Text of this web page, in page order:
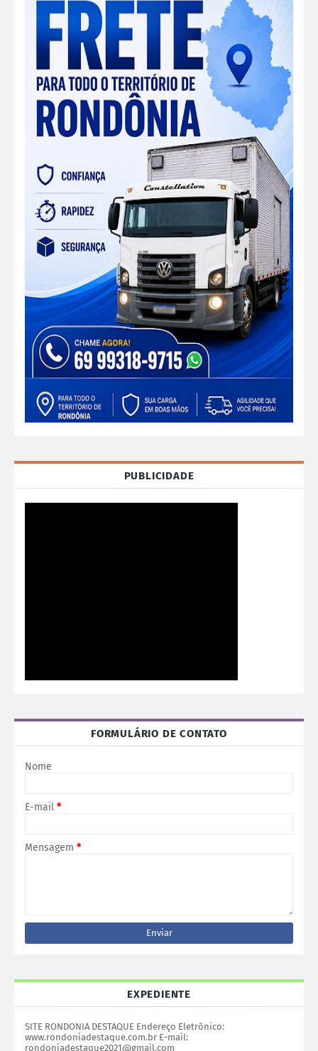
PUBLICIDADE
FORMULÁRIO DE CONTATO
Nome
E-mail *
Mensagem *
EXPEDIENTE
SITE RONDONIA DESTAQUE Endereço Eletrônico:
www.rondoniadestaque.com.br E-mail:
rondoniadestaque2021@gmail.com